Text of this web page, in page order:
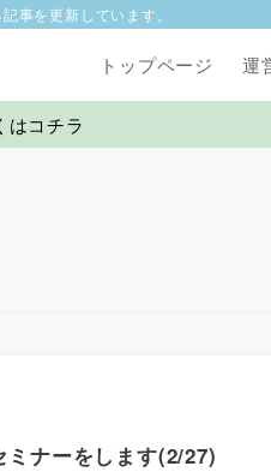
事を更新しています。
トップページ 運
コチラ
ナーをします(2/27)